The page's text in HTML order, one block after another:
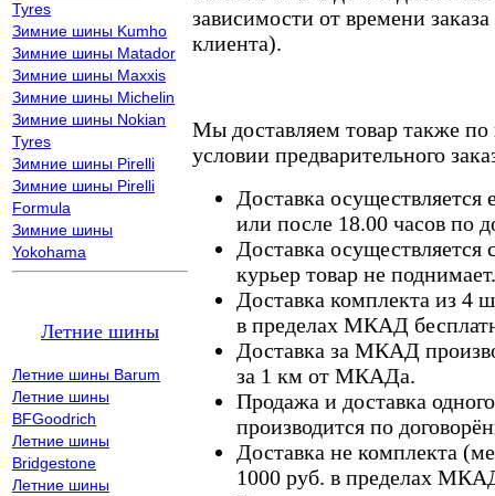
Tyres
Зимние шины Kumho
Зимние шины Matador
Зимние шины Maxxis
Зимние шины Michelin
Зимние шины Nokian
Tyres
Зимние шины Pirelli
Зимние шины Pirelli
Formula
Зимние шины
Yokohama
Летние шины
Летние шины Barum
Летние шины
BFGoodrich
Летние шины
Bridgestone
Летние шины
зависимости от времени
клиента).
Мы доставляем товар также
условии предварительного
Доставка осуществляется
или после 18.00 часов по
Доставка осуществляется
курьер товар не поднимает.
Доставка комплекта из 4
в пределах МКАД
Доставка за МКАД
за 1 км от МКАДа.
Продажа и доставка
производится по
Доставка не комплекта
1000 руб. в пределах